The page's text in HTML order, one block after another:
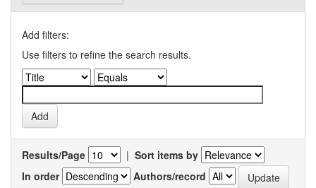
Add filters:
Use filters to refine the search results.
Results/Page | Sort items by
In order
Authors/record